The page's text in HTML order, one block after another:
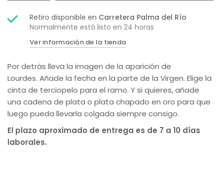
Retiro disponible en Carretera Palma del Río
Normalmente está listo en 24 horas
Ver información de la tienda
Por detrás lleva la imagen de la aparición de
Lourdes. Añade la fecha en la parte de la Virgen. Elige la
cinta de terciopelo para el ramo. Y si quieres, añade
una cadena de plata o plata chapado en oro para que
luego pueda llevarla colgada siempre consigo.
El plazo aproximado de entrega es de 7 a 10 días
laborales.